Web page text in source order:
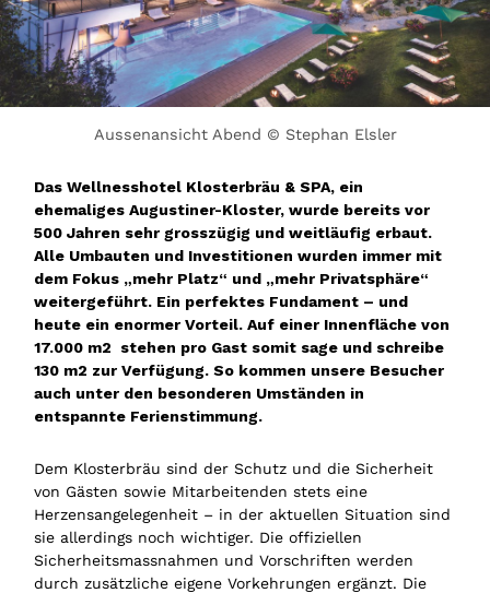
Aussenansicht Abend © Stephan Elsler
Das Wellnesshotel Klosterbräu & SPA, ein
ehemaliges Augustiner-Kloster, wurde bereits vor
500 Jahren sehr grosszügig und weitläufig erbaut.
Alle Umbauten und Investitionen wurden immer mit
dem Fokus „mehr Platz“ und „mehr Privatsphäre“
weitergeführt. Ein perfektes Fundament – und
heute ein enormer Vorteil. Auf einer Innenfläche von
17.000 m2 stehen pro Gast somit sage und schreibe
130 m2 zur Verfügung. So kommen unsere Besucher
auch unter den besonderen Umständen in
entspannte Ferienstimmung.
Dem Klosterbräu sind der Schutz und die Sicherheit
von Gästen sowie Mitarbeitenden stets eine
Herzensangelegenheit – in der aktuellen Situation sind
sie allerdings noch wichtiger. Die offiziellen
Sicherheitsmassnahmen und Vorschriften werden
durch zusätzliche eigene Vorkehrungen ergänzt. Die